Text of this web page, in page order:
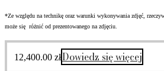
*Ze względu na technikę oraz warunki wykonywania zdjęć,
może się różnić od prezentowanego na zdjęciu.
12,400.00 złDowiedz się więcej